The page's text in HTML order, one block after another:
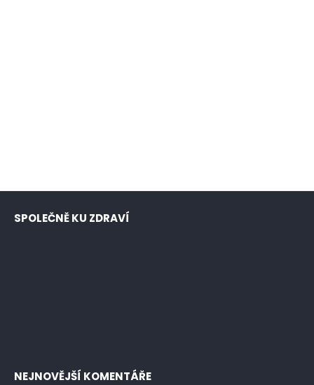
SPOLEČNĚ KU ZDRAVÍ
NEJNOVĚJŠÍ KOMENTÁŘE